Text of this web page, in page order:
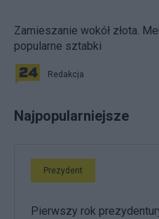
Zamieszanie wokół złota.
popularne sztabki
Redakcja
Najpopularniejsze
Prezydent
Pierwszy rok